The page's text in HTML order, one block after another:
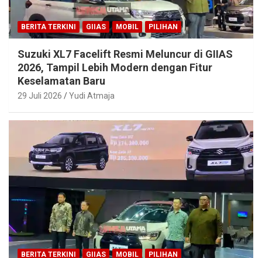
BERITA TERKINI GIIAS MOBIL PILIHAN
Suzuki XL7 Facelift Resmi Meluncur di GIIAS
2026, Tampil Lebih Modern dengan Fitur
Keselamatan Baru
29 Juli 2026 Yudi Atmaja
BERITA TERKINI GIIAS MOBIL PILIHAN